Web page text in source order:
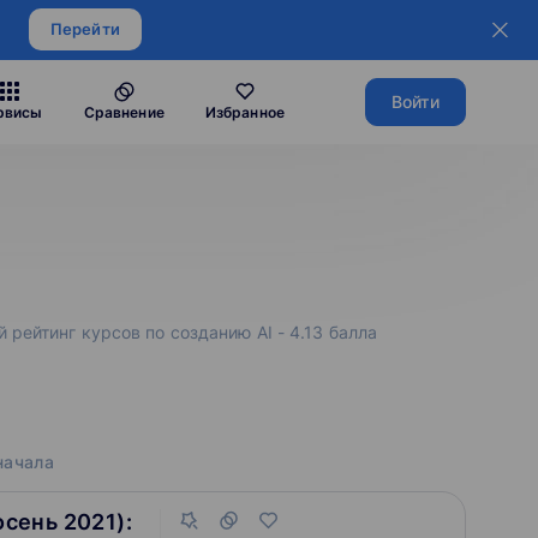
Перейти
Сравнение Избранное
Войти
курсов по созданию AI - 4.13 балла
2021):